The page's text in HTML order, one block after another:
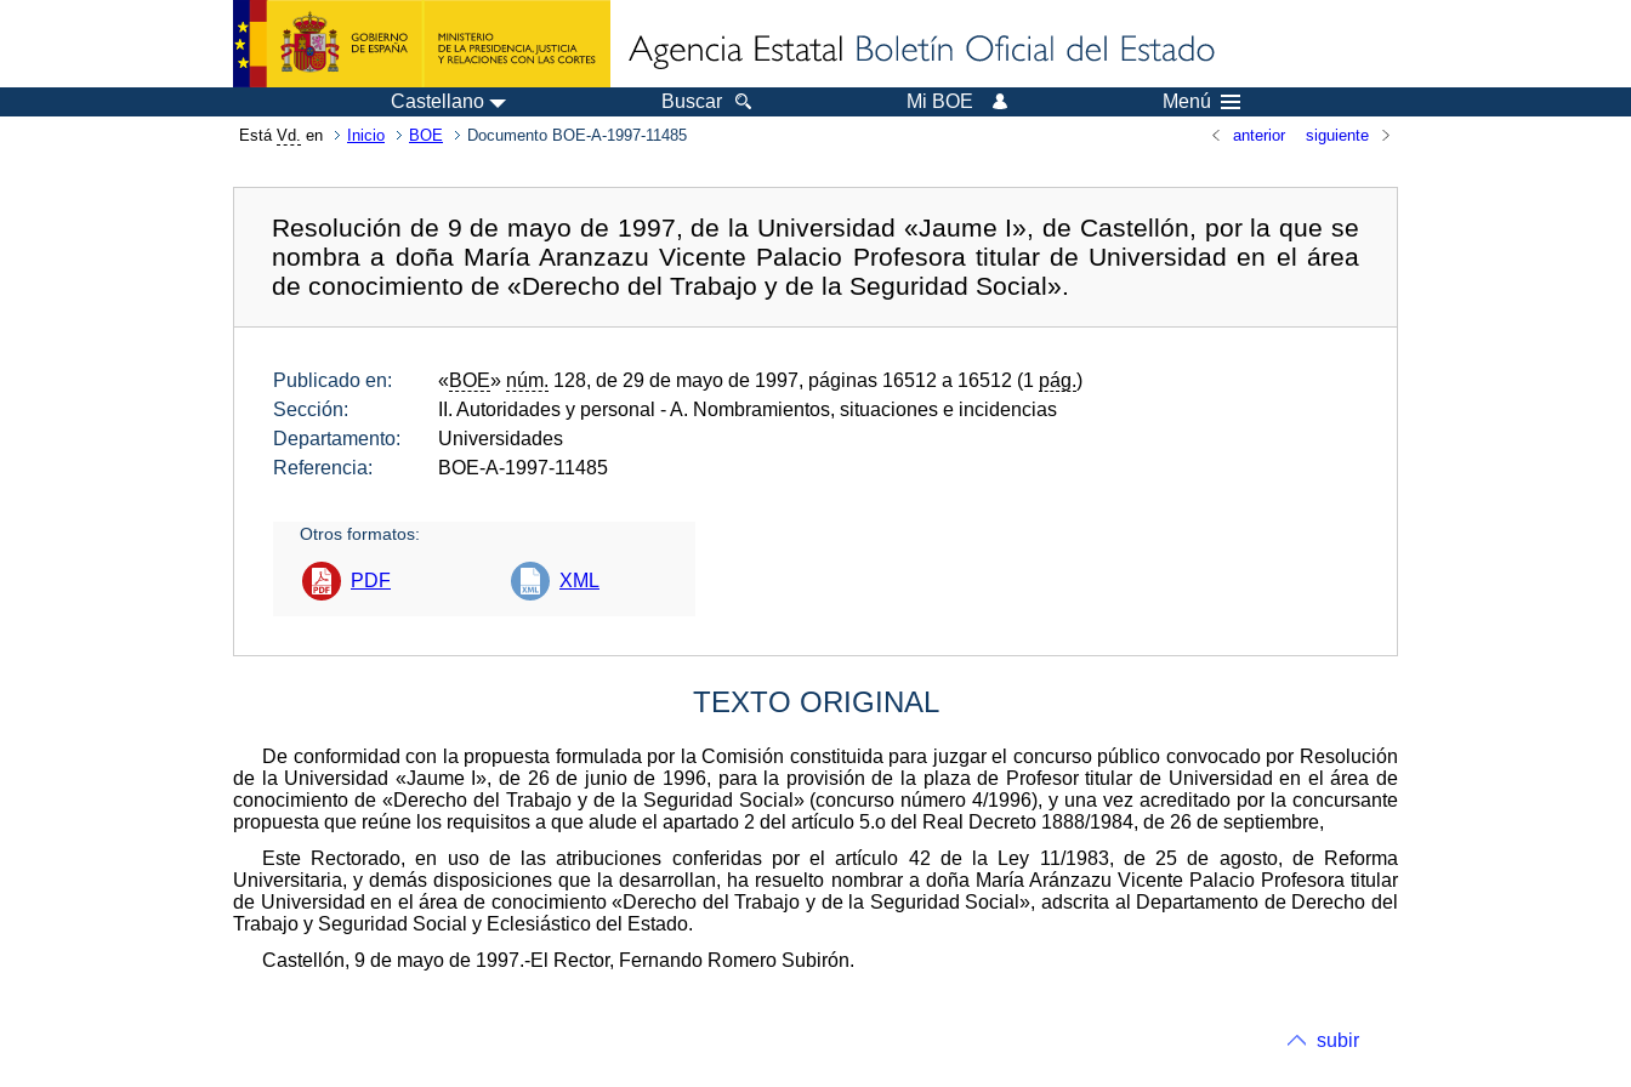
Castellano Buscar Mi BOE Menú
Está Vd. en Inicio BOE Documento BOE-A-1997-11485 anterior siguiente
Resolución de 9 de mayo de 1997, de la Universidad «Jaume I», de Castellón, por la que se
nombra a doña María Aranzazu Vicente Palacio Profesora titular de Universidad en el área
de conocimiento de «Derecho del Trabajo y de la Seguridad Social».
Publicado en: «BOE» núm. 128, de 29 de mayo de 1997, páginas 16512 a 16512 (1 pág.)
Sección:
II. Autoridades y personal - A. Nombramientos, situaciones e incidencias
Departamento:
Universidades
Referencia:
BOE-A-1997-11485
Otros formatos:
PDF XML
TEXTO ORIGINAL
De conformidad con la propuesta formulada por la Comisión constituida para juzgar el concurso público convocado por Resolución
de la Universidad «Jaume I», de 26 de junio de 1996, para la provisión de la plaza de Profesor titular de Universidad en el área de
conocimiento de «Derecho del Trabajo y de la Seguridad Social» (concurso número 4/1996), y una vez acreditado por la concursante
propuesta que reúne los requisitos a que alude el apartado 2 del artículo 5.o del Real Decreto 1888/1984, de 26 de septiembre,
Este Rectorado, en uso de las atribuciones conferidas por el artículo 42 de la Ley 11/1983, de 25 de agosto, de Reforma
Universitaria, y demás disposiciones que la desarrollan, ha resuelto nombrar a doña María Aránzazu Vicente Palacio Profesora titular
de Universidad en el área de conocimiento «Derecho del Trabajo y de la Seguridad Social», adscrita al Departamento de Derecho del
Trabajo y Seguridad Social y Eclesiástico del Estado.
Castellón, 9 de mayo de 1997.-El Rector, Fernando Romero Subirón.
subir